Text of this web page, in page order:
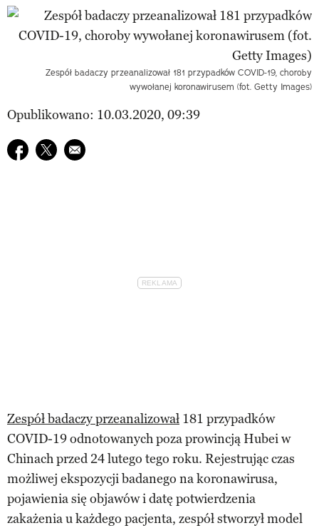
Zespół badaczy przeanalizował 181 przypadków COVID-19, choroby
wywołanej koronawirusem (fot. Getty Images)
Opublikowano: 10.03.2020, 09:39
Udostępnij na facebook
Udostępnij na twitter
E-mail do przyjaciela
Zespół badaczy przeanalizował 181 przypadków
COVID-19 odnotowanych poza prowincją Hubei w
Chinach przed 24 lutego tego roku. Rejestrując czas
możliwej ekspozycji badanego na koronawirusa,
pojawienia się objawów i datę potwierdzenia
zakażenia u każdego pacjenta, zespół stworzył model